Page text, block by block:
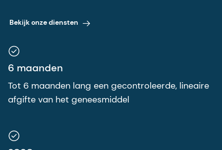
Bekijk onze diensten
6 maanden
Tot 6 maanden lang een gecontroleerde, lineaire
afgifte van het geneesmiddel